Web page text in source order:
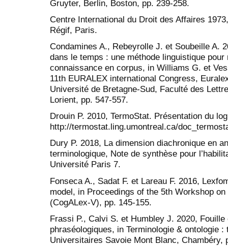
Gruyter, Berlin, Boston, pp. 239-258.
Centre International du Droit des Affaires
Régif, Paris.
Condamines A., Rebeyrolle J. et Soubeille A.
dans le temps : une méthode linguistique pour
connaissance en corpus, in Williams G. et
11th EURALEX international Congress,
Université de Bretagne-Sud, Faculté des
Lorient, pp. 547-557.
Drouin P. 2010, TermoStat. Présentation du
http://termostat.ling.umontreal.ca/
Dury P. 2018, La dimension diachronique en
terminologique, Note de synthèse pour
Université Paris 7.
Fonseca A., Sadat F. et Lareau F. 2016,
model, in Proceedings of the 5th Workshop
(CogALex-V), pp. 145-155.
Frassi P., Calvi S. et Humbley J. 2020, Fouille
phraséologiques, in Terminologie & ontologie
Universitaires Savoie Mont Blanc, Chambéry,